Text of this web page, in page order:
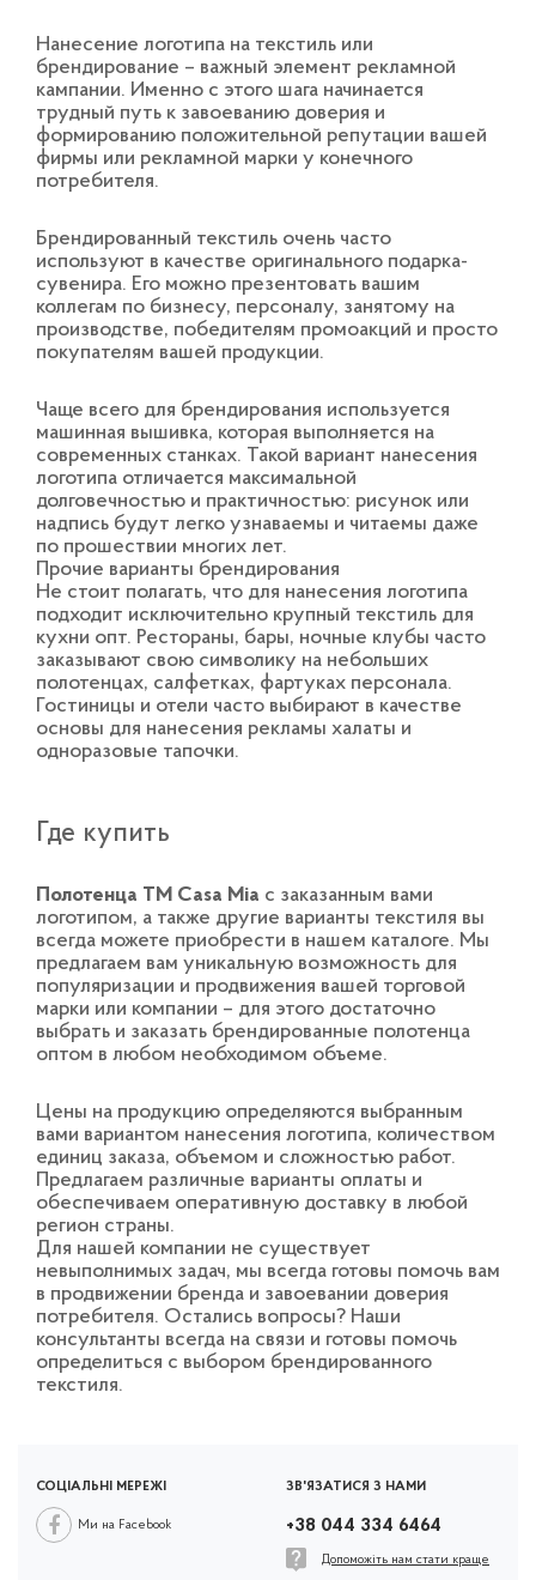
Нанесение логотипа на текстиль или
брендирование – важный элемент рекламной
кампании. Именно с этого шага начинается
трудный путь к завоеванию доверия и
формированию положительной репутации вашей
фирмы или рекламной марки у конечного
потребителя.
Брендированный текстиль очень часто
используют в качестве оригинального подарка-
сувенира. Его можно презентовать вашим
коллегам по бизнесу, персоналу, занятому на
производстве, победителям промоакций и просто
покупателям вашей продукции.
Чаще всего для брендирования используется
машинная вышивка, которая выполняется на
современных станках. Такой вариант нанесения
логотипа отличается максимальной
долговечностью и практичностью: рисунок или
надпись будут легко узнаваемы и читаемы даже
по прошествии многих лет.
Прочие варианты брендирования
Не стоит полагать, что для нанесения логотипа
подходит исключительно крупный текстиль для
кухни опт. Рестораны, бары, ночные клубы часто
заказывают свою символику на небольших
полотенцах, салфетках, фартуках персонала.
Гостиницы и отели часто выбирают в качестве
основы для нанесения рекламы халаты и
одноразовые тапочки.
Где купить
Полотенца TM Casa Mia с заказанным вами
логотипом, а также другие варианты текстиля вы
всегда можете приобрести в нашем каталоге. Мы
предлагаем вам уникальную возможность для
популяризации и продвижения вашей торговой
марки или компании – для этого достаточно
выбрать и заказать брендированные полотенца
оптом в любом необходимом объеме.
Цены на продукцию определяются выбранным
вами вариантом нанесения логотипа, количеством
единиц заказа, объемом и сложностью работ.
Предлагаем различные варианты оплаты и
обеспечиваем оперативную доставку в любой
регион страны.
Для нашей компании не существует
невыполнимых задач, мы всегда готовы помочь вам
в продвижении бренда и завоевании доверия
потребителя. Остались вопросы? Наши
консультанты всегда на связи и готовы помочь
определиться с выбором брендированного
текстиля.
СОЦІАЛЬНІ МЕРЕЖІ
Ми на Facebook
ЗВ'ЯЗАТИСЯ З НАМИ
+38 044 334 6464
Допоможіть нам стати краще